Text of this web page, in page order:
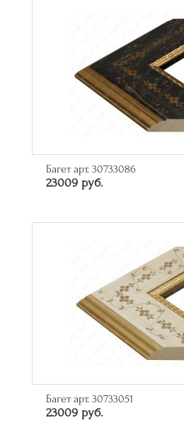
Багет арт. 30733086
23009 руб.
Багет арт. 30733051
23009 руб.